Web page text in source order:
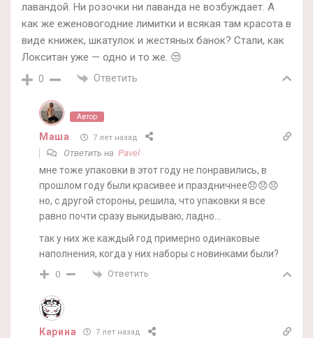
лавандой. Ни розочки ни лаванда не возбуждает. А
как же еженовогодние лимитки и всякая там красота в
виде книжек, шкатулок и жестяных банок? Стали, как
Локситан уже — одно и то же. 😒
0 Ответить
Автор
Маша 7 лет назад
Ответить на Pavel
мне тоже упаковки в этот году не понравились, в
прошлом году были красивее и праздничнее😞😞😞
но, с другой стороны, решила, что упаковки я все
равно почти сразу выкидываю, ладно…
так у них же каждый год примерно одинаковые
наполнения, когда у них наборы с новинками были?
0 Ответить
Карина 7 лет назад